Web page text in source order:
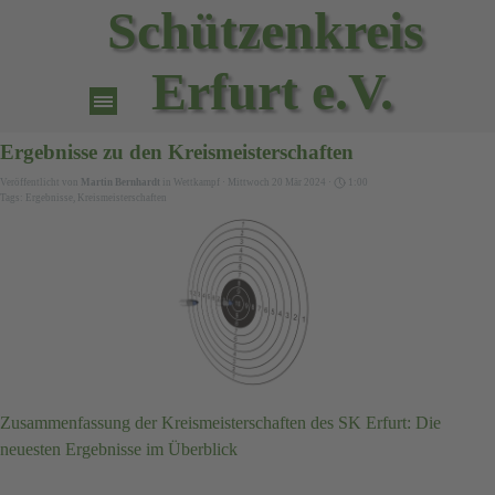
Direkt zum SeiteninhaltSchützenkreis
Erfurt e.V.
Menü überspringen
Ergebnisse zu den Kreismeisterschaften
Veröffentlicht von Martin Bernhardt in Wettkampf · Mittwoch 20 Mär 2024 ·
Ergebnisse Kreismeisterschaften
Zusammenfassung der Kreismeisterschaften des SK Erfurt: Die
neuesten Ergebnisse im Überblick